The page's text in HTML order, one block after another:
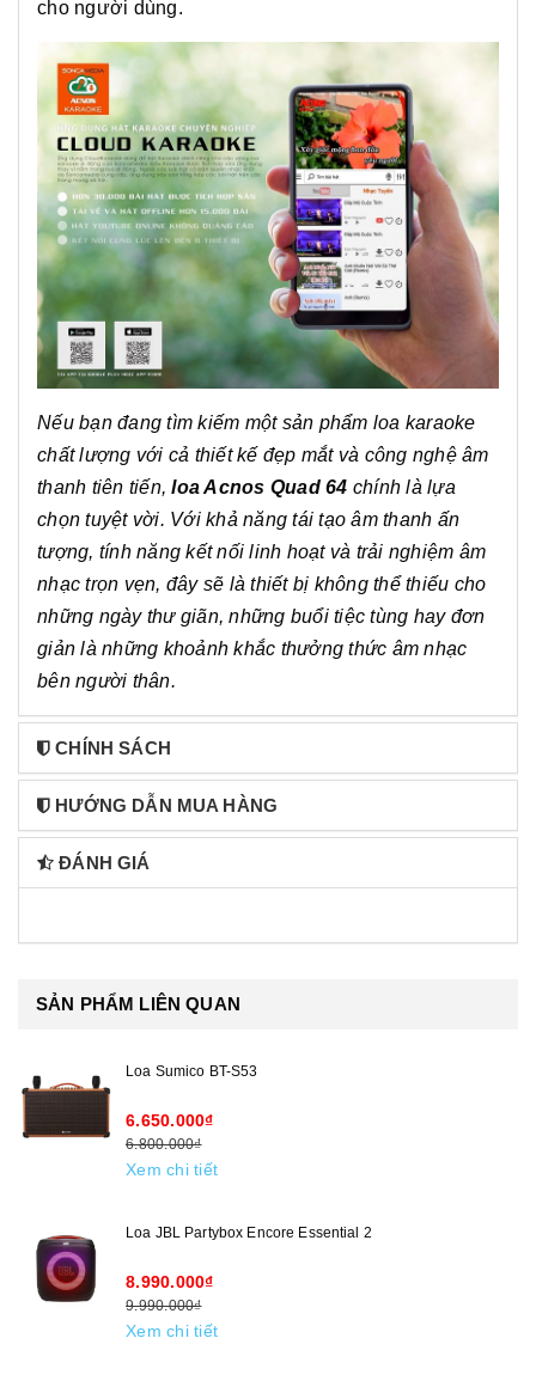
cho người dùng.
Nếu bạn đang tìm kiếm một sản phẩm loa karaoke
chất lượng với cả thiết kế đẹp mắt và công nghệ âm
thanh tiên tiến,loa Acnos Quad 64 chính là lựa
chọn tuyệt vời. Với khả năng tái tạo âm thanh ấn
tượng, tính năng kết nối linh hoạt và trải nghiệm âm
nhạc trọn vẹn, đây sẽ là thiết bị không thể thiếu cho
những ngày thư giãn, những buổi tiệc tùng hay đơn
giản là những khoảnh khắc thưởng thức âm nhạc
bên người thân.
CHÍNH SÁCH
HƯỚNG DẪN MUA HÀNG
ĐÁNH GIÁ
SẢN PHẨM LIÊN QUAN
Loa Sumico BT-S53
6.650.000₫
6.800.000₫
Xem chi tiết
Loa JBL Partybox Encore Essential 2
8.990.000₫
9.990.000₫
Xem chi tiết